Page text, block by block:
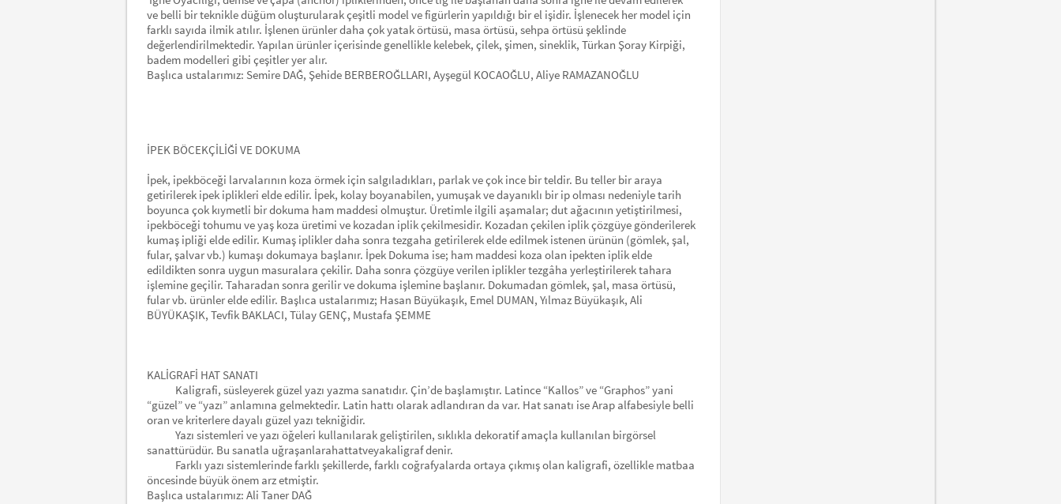
ve belli bir teknikle düğüm oluşturularak çeşitli model ve figürlerin yapıldığı bir el işidir. İşlenecek her model için
farklı sayıda ilmik atılır. İşlenen ürünler daha çok yatak örtüsü, masa örtüsü, sehpa örtüsü şeklinde
değerlendirilmektedir. Yapılan ürünler içerisinde genellikle kelebek, çilek, şimen, sineklik, Türkan Şoray Kirpiği,
badem modelleri gibi çeşitler yer alır.
Başlıca ustalarımız: Semire DAĞ, Şehide BERBEROĞLLARI, Ayşegül KOCAOĞLU, Aliye RAMAZANOĞLU
İPEK BÖCEKÇİLİĞİ VE DOKUMA
İpek, ipekböceği larvalarının koza örmek için salgıladıkları, parlak ve çok ince bir teldir. Bu teller bir araya
getirilerek ipek iplikleri elde edilir. İpek, kolay boyanabilen, yumuşak ve dayanıklı bir ip olması nedeniyle tarih
boyunca çok kıymetli bir dokuma ham maddesi olmuştur. Üretimle ilgili aşamalar; dut ağacının yetiştirilmesi,
ipekböceği tohumu ve yaş koza üretimi ve kozadan iplik çekilmesidir. Kozadan çekilen iplik çözgüye gönderilerek
kumaş ipliği elde edilir. Kumaş iplikler daha sonra tezgaha getirilerek elde edilmek istenen ürünün (gömlek, şal,
fular, şalvar vb.) kumaşı dokumaya başlanır. İpek Dokuma ise; ham maddesi koza olan ipekten iplik elde
edildikten sonra uygun masuralara çekilir. Daha sonra çözgüye verilen iplikler tezgâha yerleştirilerek tahara
işlemine geçilir. Taharadan sonra gerilir ve dokuma işlemine başlanır. Dokumadan gömlek, şal, masa örtüsü,
fular vb. ürünler elde edilir. Başlıca ustalarımız; Hasan Büyükaşık, Emel DUMAN, Yılmaz Büyükaşık, Ali
BÜYÜKAŞIK, Tevfik BAKLACI, Tülay GENÇ, Mustafa ŞEMME
KALİGRAFİ HAT SANATI
Kaligrafi, süsleyerek güzel yazı yazma sanatıdır. Çin’de başlamıştır. Latince “Kallos” ve “Graphos” yani
“güzel” ve “yazı” anlamına gelmektedir. Latin hattı olarak adlandıran da var. Hat sanatı ise Arap alfabesiyle belli
oran ve kriterlere dayalı güzel yazı tekniğidir.
Yazı sistemleri ve yazı öğeleri kullanılarak geliştirilen, sıklıkla dekoratif amaçla kullanılan birgörsel
sanattürüdür. Bu sanatla uğraşanlarahattatveyakaligraf denir.
Farklı yazı sistemlerinde farklı şekillerde, farklı coğrafyalarda ortaya çıkmış olan kaligrafi, özellikle matbaa
öncesinde büyük önem arz etmiştir.
Başlıca ustalarımız: Ali Taner DAĞ